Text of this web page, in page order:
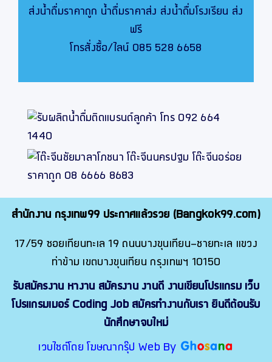
ส่งน้ำดื่มราคาถูก น้ำดื่มราคาส่ง ส่งน้ำดื่มโรงเรียน ส่ง
ฟรี
โทรสั่งซื้อ/ไลน์ 085 528 6658
สำนักงาน กรุงเทพ99 ประกาศแล้วรวย (Bangkok99.com)
17/59 ซอยเทียนทะเล 19 ถนนบางขุนเทียน-ชายทะเล แขวง
ท่าข้าม เขตบางขุนเทียน กรุงเทพฯ 10150
รับสมัครงาน หางาน สมัครงาน งานดี งานเขียนโปรแกรม เว็บ
โปรแกรมเมอร์ Coding Job สมัครทำงานกับเรา ยินดีต้อนรับ
นักศึกษาจบใหม่
เวบไซต์โดย โฆษณากรุ๊ป Web By